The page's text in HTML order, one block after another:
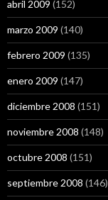
abril 2009 (152)
marzo 2009 (140)
febrero 2009 (135)
enero 2009 (147)
diciembre 2008 (151)
noviembre 2008 (148)
octubre 2008 (151)
septiembre 2008 (146)